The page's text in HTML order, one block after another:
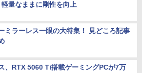
量なままに剛性を向上
ミラーレス一眼の大特集！ 見どころ記事
、RTX 5060 Ti搭載ゲーミングPCが7万